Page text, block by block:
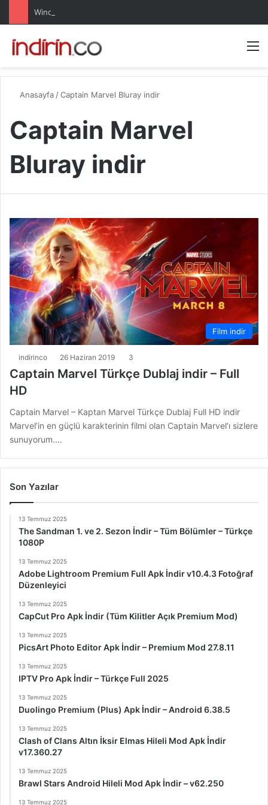
Windows 10 Pro indir – Türkçe – Güncel 2025
Anasayfa /Captain Marvel Bluray indir
Captain Marvel
Bluray indir
Film indir
indirinco 26 Haziran 2019 3
Captain Marvel Türkçe Dublaj indir – Full
HD
Captain Marvel – Kaptan Marvel Türkçe Dublaj Full HD indir
Marvel’in en güçlü karakterinin filmi olan Captain Marvel‘ı sizlere
sunuyorum.…
Son Yazılar
13 Temmuz 2025
The Sandman 1. ve 2. Sezon İndir – Tüm Bölümler – Türkçe
1080P
13 Temmuz 2025
Adobe Lightroom Premium Full Apk İndir v10.4.3 Fotoğraf
Düzenleyici
13 Temmuz 2025
CapCut Pro Apk İndir (Tüm Kilitler Açık Premium Mod)
13 Temmuz 2025
PicsArt Photo Editor Apk İndir – Premium Mod 27.8.11
13 Temmuz 2025
IPTV Pro Apk İndir – Türkçe Full 2025
13 Temmuz 2025
Duolingo Premium (Plus) Apk İndir – Android 6.38.5
13 Temmuz 2025
Clash of Clans Altın İksir Elmas Hileli Mod Apk İndir
v17.360.27
13 Temmuz 2025
Brawl Stars Android Hileli Mod Apk İndir – v62.250
13 Temmuz 2025